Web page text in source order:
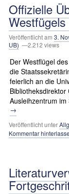
Offizielle
Veröffentlicht am 3.
UB) —2.212 views
Der Westflügel
die
feierlich an die
Ausleihzentrum
→
Veröffentlicht unter
Kommentar